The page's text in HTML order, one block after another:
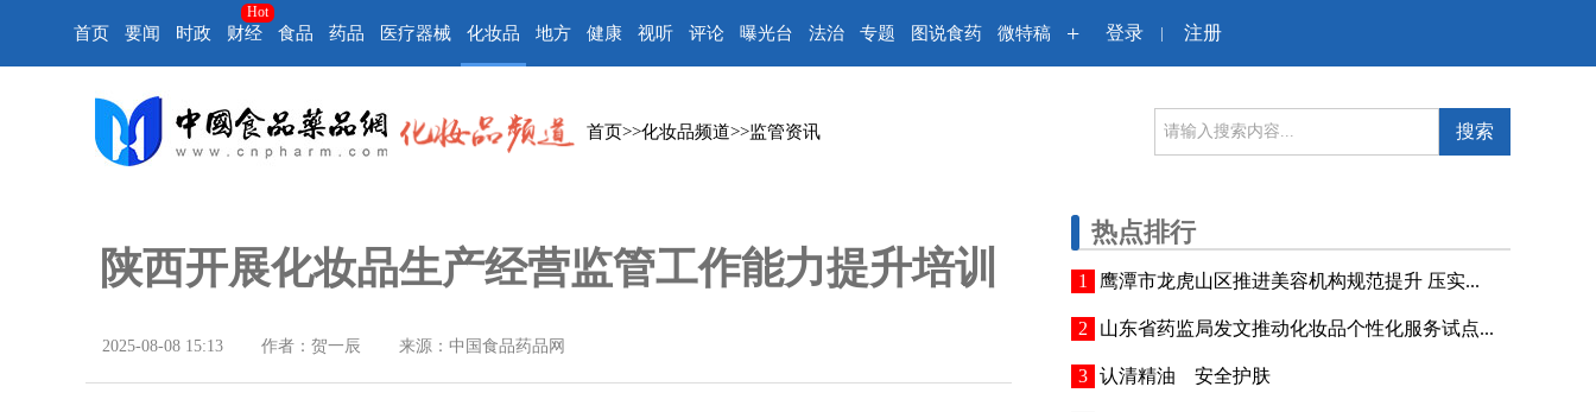
首页 要闻 时政 财经
Hot
食品 药品 医疗器械 化妆品 地方 健康 视听 评论 曝光台 法治 专题 图说食药 微特稿 + 登录 | 注册
首页>>化妆品频道>>监管资讯 搜索
陕西开展化妆品生产经营监管工作能力提升培训
2025-08-08 15:13 作者：贺一辰 来源：中国食品药品网
热点排行
鹰潭市龙虎山区推进美容机构规范提升 压实...
山东省药监局发文推动化妆品个性化服务试点...
认清精油 安全护肤